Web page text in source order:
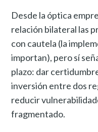
Desde la óptica
relación bilateral las
con cautela (la
importan), pero sí
plazo: dar
inversión entre dos
reducir
fragmentado.